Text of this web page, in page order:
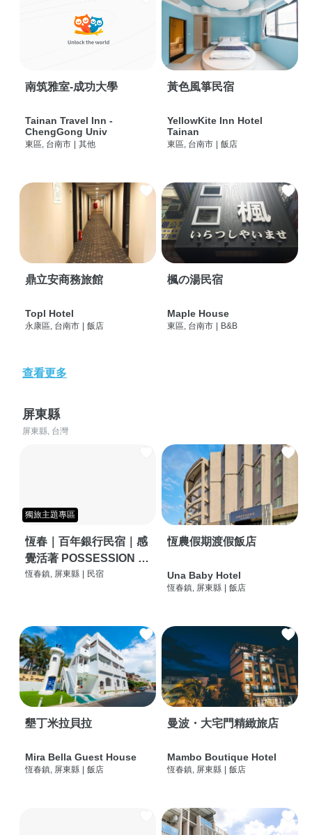
南筑雅室-成功大學
Tainan Travel Inn -
ChengGong Univ
東區, 台南市 | 其他
黃色風箏民宿
YellowKite Inn Hotel
Tainan
東區, 台南市 | 飯店
鼎立安商務旅館
Topl Hotel
永康區, 台南市 | 飯店
楓の湯民宿
Maple House
東區, 台南市 | B&B
查看更多
屏東縣
屏東縣, 台灣
獨旅主題專區
恆春｜百年銀行民宿｜感
覺活著 POSSESSION |
背包客棧 | 恆春必住特色
恆春鎮, 屏東縣 民宿
恆農假期渡假飯店
Una Baby Hotel
恆春鎮, 屏東縣 飯店
墾丁米拉貝拉
Mira Bella Guest House
恆春鎮, 屏東縣 飯店
曼波・大宅門精緻旅店
Mambo Boutique Hotel
恆春鎮, 屏東縣 飯店